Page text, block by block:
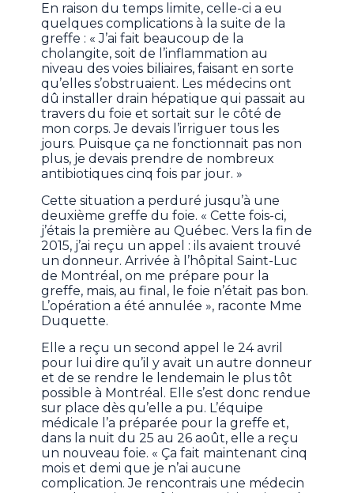
En raison du temps limite, celle-ci a eu
quelques complications à la suite de la
greffe : « J’ai fait beaucoup de la
cholangite, soit de l’inflammation au
niveau des voies biliaires, faisant en sorte
qu’elles s’obstruaient. Les médecins ont
dû installer drain hépatique qui passait au
travers du foie et sortait sur le côté de
mon corps. Je devais l’irriguer tous les
jours. Puisque ça ne fonctionnait pas non
plus, je devais prendre de nombreux
antibiotiques cinq fois par jour. »
Cette situation a perduré jusqu’à une
deuxième greffe du foie. « Cette fois-ci,
j’étais la première au Québec. Vers la fin de
2015, j’ai reçu un appel : ils avaient trouvé
un donneur. Arrivée à l’hôpital Saint-Luc
de Montréal, on me prépare pour la
greffe, mais, au final, le foie n’était pas bon.
L’opération a été annulée », raconte Mme
Duquette.
Elle a reçu un second appel le 24 avril
pour lui dire qu’il y avait un autre donneur
et de se rendre le lendemain le plus tôt
possible à Montréal. Elle s’est donc rendue
sur place dès qu’elle a pu. L’équipe
médicale l’a préparée pour la greffe et,
dans la nuit du 25 au 26 août, elle a reçu
un nouveau foie. « Ça fait maintenant cinq
mois et demi que je n’ai aucune
complication. Je rencontrais une médecin